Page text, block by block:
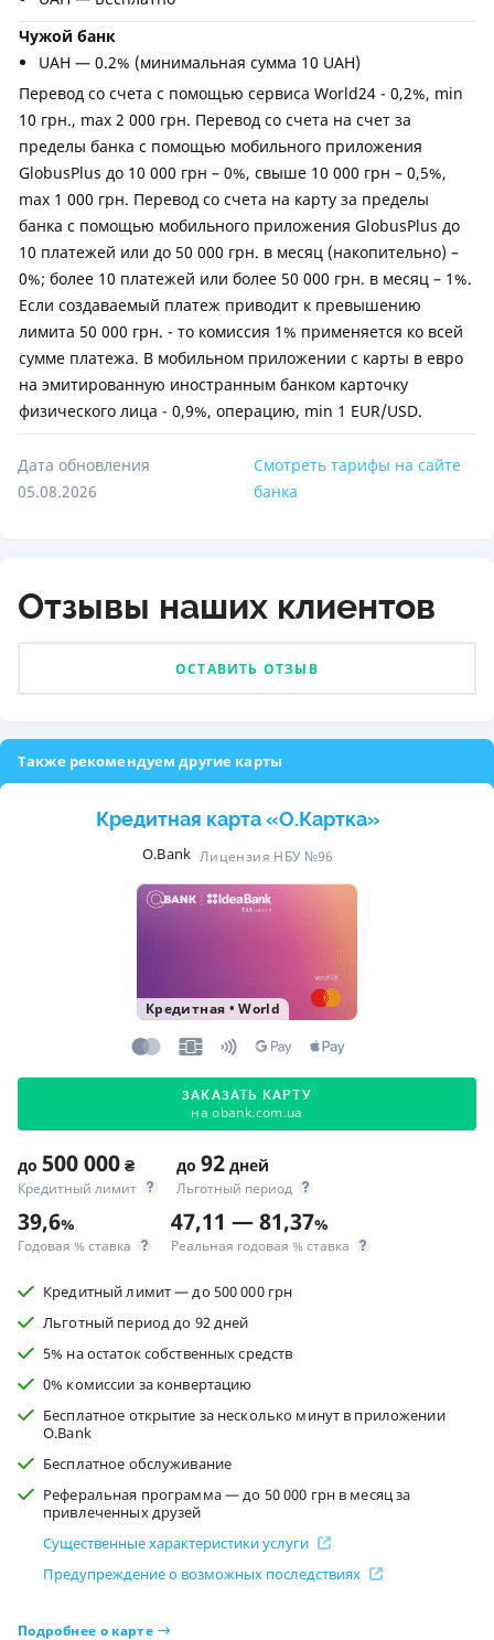
Чужой банк
UAH — 0.2% (минимальная сумма 10 UAH)
Перевод со счета с помощью сервиса World24 - 0,2%, min
10 грн., max 2 000 грн. Перевод со счета на счет за
пределы банка с помощью мобильного приложения
GlobusPlus до 10 000 грн – 0%, свыше 10 000 грн – 0,5%,
max 1 000 грн. Перевод со счета на карту за пределы
банка с помощью мобильного приложения GlobusPlus до
10 платежей или до 50 000 грн. в месяц (накопительно) –
0%; более 10 платежей или более 50 000 грн. в месяц – 1%.
Если создаваемый платеж приводит к превышению
лимита 50 000 грн. - то комиссия 1% применяется ко всей
сумме платежа. В мобильном приложении с карты в евро
на эмитированную иностранным банком карточку
физического лица - 0,9%, операцию, min 1 EUR/USD.
Дата обновления
05.08.2026
Смотреть тарифы на сайте
банка
Отзывы наших клиентов
ОСТАВИТЬ ОТЗЫВ
Также рекомендуем другие карты
Кредитная карта «O.Картка»
O.Bank Лицензия НБУ №96
Кредитная •World
ЗАКАЗАТЬ КАРТУ
на obank.com.ua
до 500 000 ₴
Кредитный лимит
до 92 дней
Льготный период
39,6%
Годовая % ставка
47,11 — 81,37%
Реальная годовая % ставка
Кредитный лимит — до 500 000 грн
Льготный период до 92 дней
5% на остаток собственных средств
0% комиссии за конвертацию
Бесплатное открытие за несколько минут в приложении
O.Bank
Бесплатное обслуживание
Реферальная программа — до 50 000 грн в месяц за
привлеченных друзей
Существенные характеристики услуги
Предупреждение о возможных последствиях
Подробнее о карте